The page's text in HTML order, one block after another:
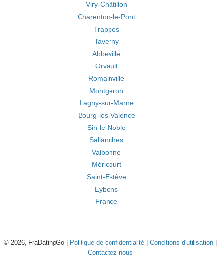
Viry-Châtillon
Charenton-le-Pont
Trappes
Taverny
Abbeville
Orvault
Romainville
Montgeron
Lagny-sur-Marne
Bourg-lès-Valence
Sin-le-Noble
Sallanches
Valbonne
Méricourt
Saint-Estève
Eybens
France
© 2026, FraDatingGo | Politique de confidentialité| Conditions d'utilisation|
Contactez-nous